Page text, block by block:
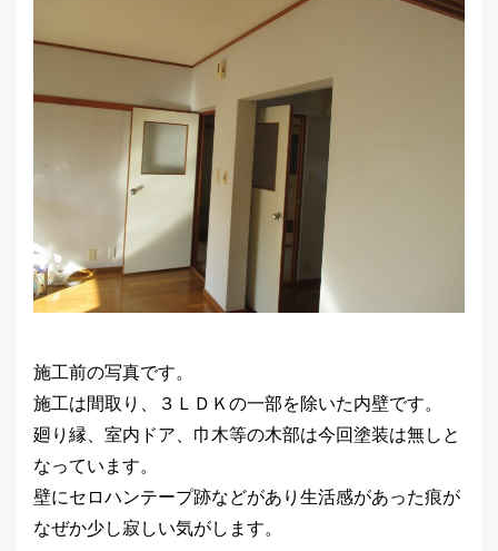
施工前の写真です。
施工は間取り、３ＬＤＫの一部を除いた内壁です。
廻り縁、室内ドア、巾木等の木部は今回塗装は無しと
なっています。
壁にセロハンテープ跡などがあり生活感があった痕が
なぜか少し寂しい気がします。